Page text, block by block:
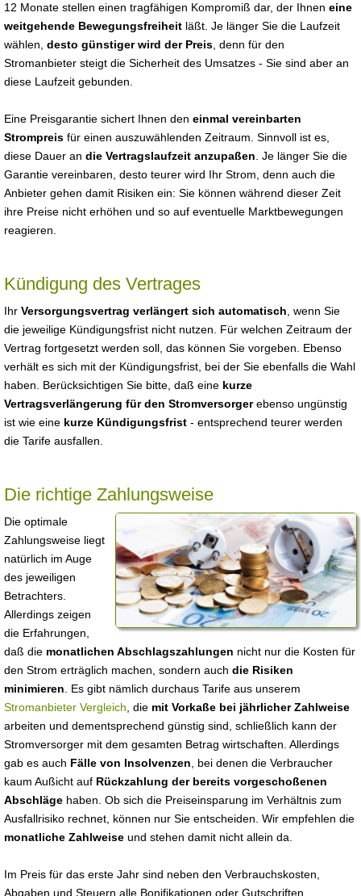
12 Monate stellen einen tragfähigen Kompromiß dar, der Ihnen eine
weitgehende Bewegungsfreiheit läßt. Je länger Sie die Laufzeit
wählen, desto günstiger wird der Preis , denn für den
Stromanbieter steigt die Sicherheit des Umsatzes - Sie sind aber an
diese Laufzeit gebunden.
Eine Preisgarantie sichert Ihnen den einmal vereinbarten
Strompreis für einen auszuwählenden Zeitraum. Sinnvoll ist es,
diese Dauer an die Vertragslaufzeit anzupaßen . Je länger Sie die
Garantie vereinbaren, desto teurer wird Ihr Strom, denn auch die
Anbieter gehen damit Risiken ein: Sie können während dieser Zeit
ihre Preise nicht erhöhen und so auf eventuelle Marktbewegungen
reagieren.
Kündigung des Vertrages
Ihr Versorgungsvertrag verlängert sich automatisch , wenn Sie
die jeweilige Kündigungsfrist nicht nutzen. Für welchen Zeitraum der
Vertrag fortgesetzt werden soll, das können Sie vorgeben. Ebenso
verhält es sich mit der Kündigungsfrist, bei der Sie ebenfalls die Wahl
haben. Berücksichtigen Sie bitte, daß eine kurze
Vertragsverlängerung für den Stromversorgerebenso ungünstig
ist wie eine kurze Kündigungsfrist - entsprechend teurer werden
die Tarife ausfallen.
Die richtige Zahlungsweise
Die optimale
Zahlungsweise liegt
natürlich im Auge
des jeweiligen
Betrachters.
Allerdings zeigen
die Erfahrungen,
daß die monatlichen Abschlagszahlungen nicht nur die Kosten für
den Strom erträglich machen, sondern auch die Risiken
minimieren . Es gibt nämlich durchaus Tarife aus unserem
Stromanbieter Vergleich , die mit Vorkaße bei jährlicher Zahlweise
arbeiten und dementsprechend günstig sind, schließlich kann der
Stromversorger mit dem gesamten Betrag wirtschaften. Allerdings
gab es auch Fälle von Insolvenzen , bei denen die Verbraucher
kaum Außicht auf Rückzahlung der bereits vorgeschoßenen
Abschläge haben. Ob sich die Preiseinsparung im Verhältnis zum
Ausfallrisiko rechnet, können nur Sie entscheiden. Wir empfehlen die
monatliche Zahlweise und stehen damit nicht allein da.
Im Preis für das erste Jahr sind neben den Verbrauchskosten,
Abgaben und Steuern alle Bonifikationen oder Gutschriften